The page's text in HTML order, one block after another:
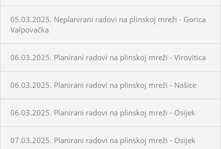
05.03.2025. Neplanirani radovi na plinskoj mreži - Gorica
Valpovačka
06.03.2025. Planirani radovi na plinskoj mreži - Virovitica
06.03.2025. Planirani radovi na plinskoj mreži - Našice
06.03.2025. Planirani radovi na plinskoj mreži - Osijek
07.03.2025. Planirani radovi na plinskoj mreži - Osijek